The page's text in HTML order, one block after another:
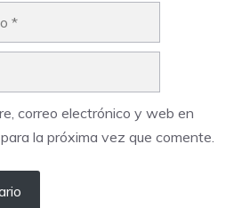
correo electrónico y web en
la próxima vez que comente.